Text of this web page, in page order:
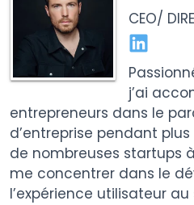
CEO/
j’ai
entrepreneurs dans le
d’entreprise pendant plus
de nombreuses startups
me concentrer dans le
l’expérience utilisateur